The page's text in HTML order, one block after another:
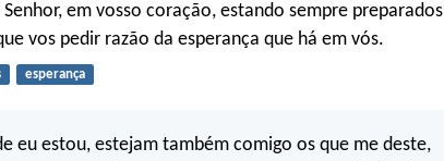
em vosso coração, estando sempre preparados
vos pedir razão da esperança que há em vós.
esperança
eu estou, estejam também comigo os que me deste,